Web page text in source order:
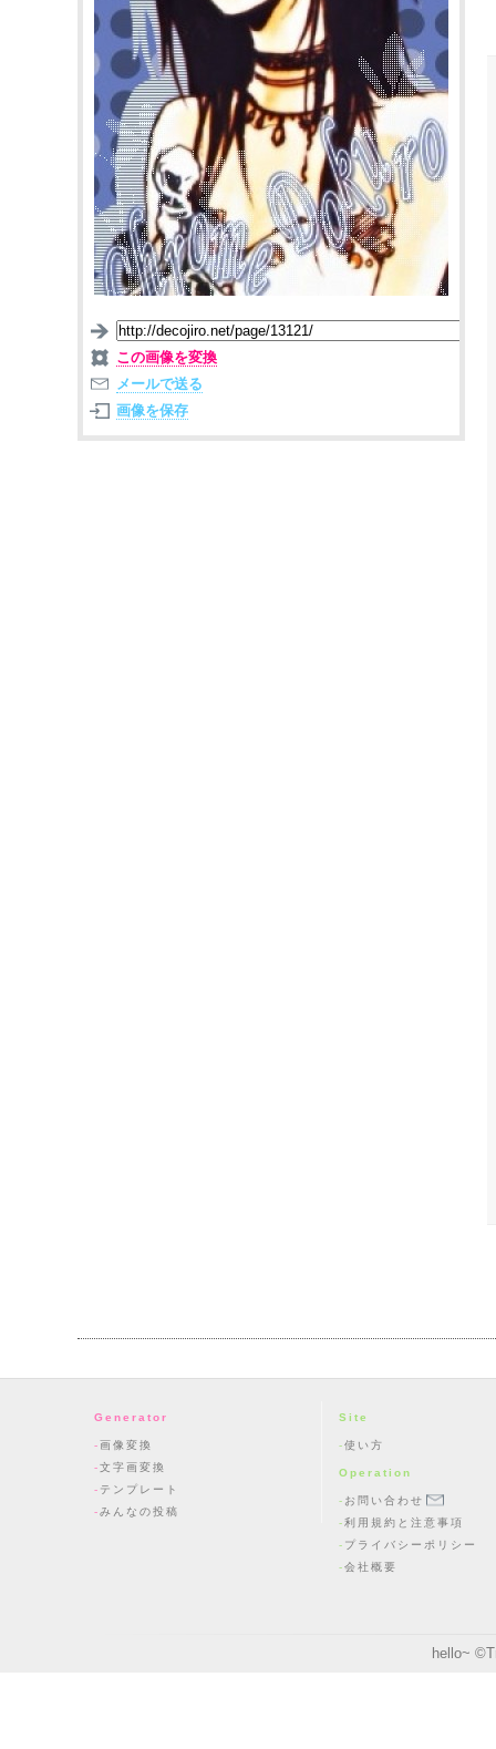
この画像を変換
メールで送る
画像を保存
Generator
画像変換
文字画変換
テンプレート
みんなの投稿
Site
使い方
Operation
お問い合わせ
利用規約と注意事項
プライバシーポリシー
会社概要
hello~ ©